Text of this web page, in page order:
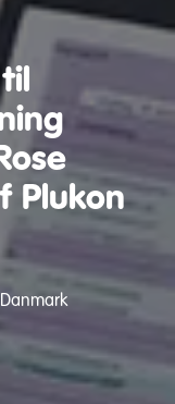
Plukon
Danmark